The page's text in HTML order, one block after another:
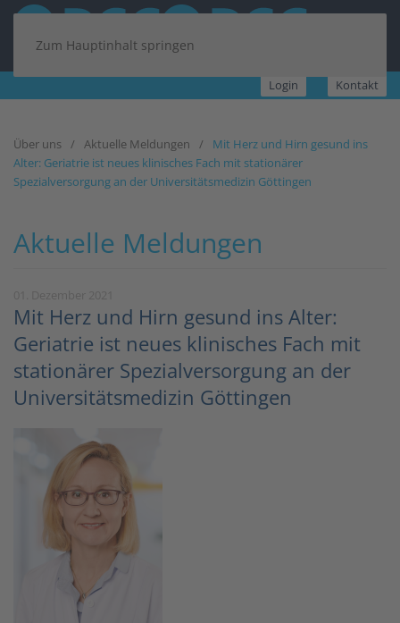
Zum Hauptinhalt springen
Login Kontakt
Über uns Aktuelle Meldungen
Mit Herz und Hirn gesund ins
Alter: Geriatrie ist neues klinisches Fach mit stationärer
Spezialversorgung an der Universitätsmedizin Göttingen
Aktuelle Meldungen
Mit Herz und Hirn gesund ins Alter:
Geriatrie ist neues klinisches Fach mit
stationärer Spezialversorgung an der
Universitätsmedizin Göttingen